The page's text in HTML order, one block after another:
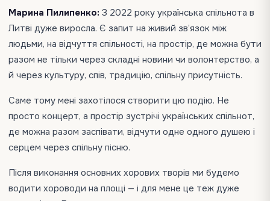
Марина Пилипенко: З 2022 року українська спільнота в
Литві дуже виросла. Є запит на живий зв’язок між
людьми, на відчуття спільності, на простір, де можна бути
разом не тільки через складні новини чи волонтерство, а
й через культуру, спів, традицію, спільну присутність.
Саме тому мені захотілося створити цю подію. Не
просто концерт, а простір зустрічі українських спільнот,
де можна разом заспівати, відчути одне одного душею і
серцем через спільну пісню.
Після виконання основних хорових творів ми будемо
водити хороводи на площі — і для мене це теж дуже